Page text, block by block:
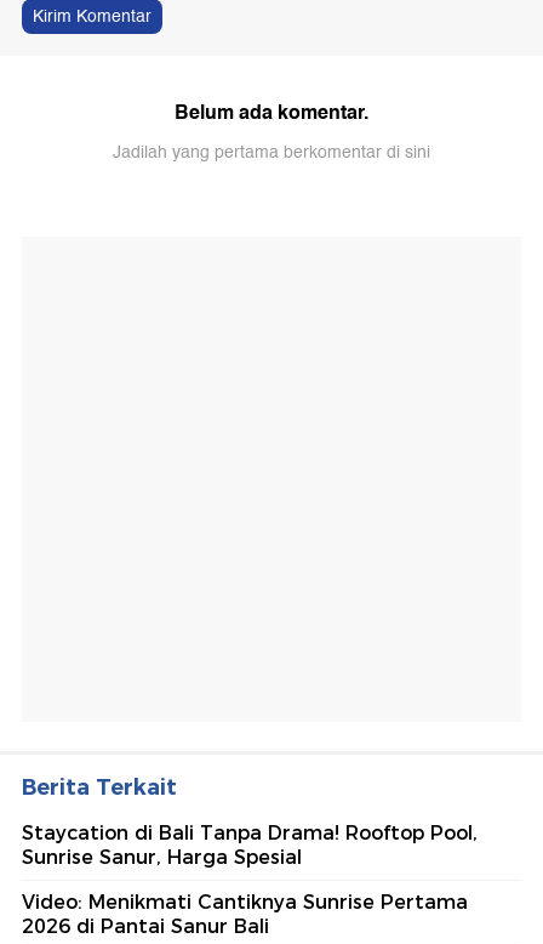
Kirim Komentar
Belum ada komentar.
Jadilah yang pertama berkomentar di sini
Berita Terkait
Staycation di Bali Tanpa Drama! Rooftop Pool,
Sunrise Sanur, Harga Spesial
Video: Menikmati Cantiknya Sunrise Pertama
2026 di Pantai Sanur Bali